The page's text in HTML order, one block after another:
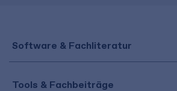
Software & Fachliteratur
Tools & Fachbeiträge